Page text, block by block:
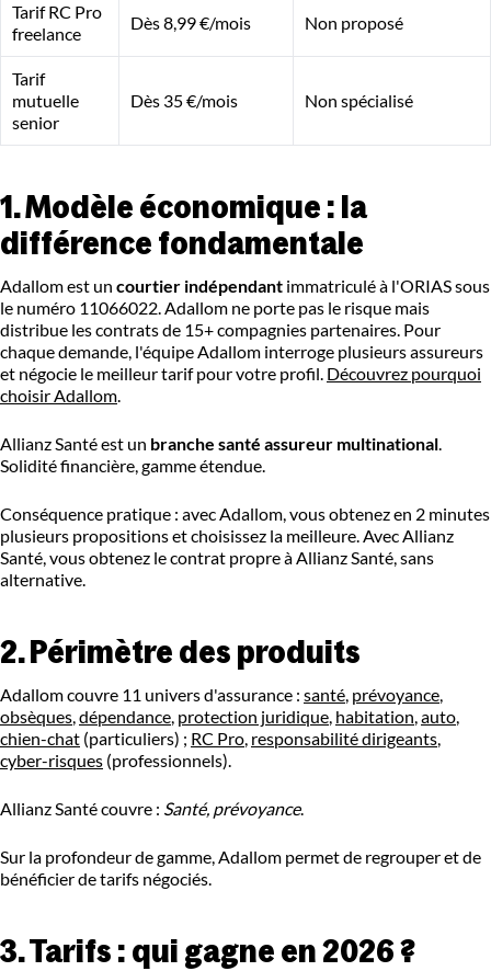
Tarif RC Pro
freelance
Dès 8,99 €/mois Non proposé
Tarif
mutuelle
senior
Dès 35 €/mois Non spécialisé
1. Modèle économique : la
différence fondamentale
Adallom est un courtier indépendant immatriculé à l'ORIAS sous
le numéro 11066022. Adallom ne porte pas le risque mais
distribue les contrats de 15+ compagnies partenaires. Pour
chaque demande, l'équipe Adallom interroge plusieurs assureurs
et négocie le meilleur tarif pour votre profil. Découvrez pourquoi
choisir Adallom.
Allianz Santé est un branche santé assureur multinational.
Solidité financière, gamme étendue.
Conséquence pratique : avec Adallom, vous obtenez en 2 minutes
plusieurs propositions et choisissez la meilleure. Avec Allianz
Santé, vous obtenez le contrat propre à Allianz Santé, sans
alternative.
2. Périmètre des produits
Adallom couvre 11 univers d'assurance : santé, prévoyance,
obsèques,dépendance, protection juridique, habitation,auto,
chien-chat (particuliers) ; RC Pro, responsabilité dirigeants,
cyber-risques (professionnels).
Allianz Santé couvre : Santé, prévoyance.
Sur la profondeur de gamme, Adallom permet de regrouper et de
bénéficier de tarifs négociés.
3. Tarifs : qui gagne en 2026 ?